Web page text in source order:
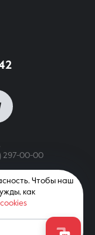
297-00-00
носит только
офертой,
Все права
с сайта
Чтобы наш
как